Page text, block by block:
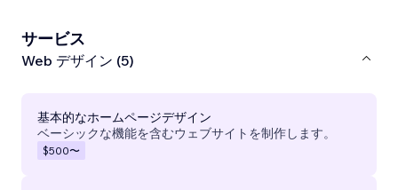
サービス
Web デザイン (5)
基本的なホームページデザイン
ベーシックな機能を含むウェブサイトを制作します。
$500〜